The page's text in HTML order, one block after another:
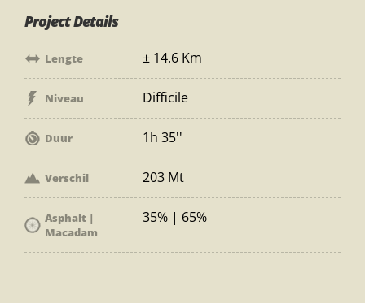
Project Details
Lengte ± 14.6 Km
Niveau Difficile
Duur 1h 35''
Verschil 203 Mt
Asphalt |
Macadam
35% | 65%